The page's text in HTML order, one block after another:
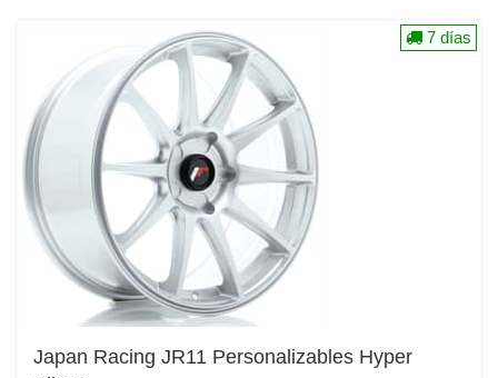
Japan Racing JR11 Personalizables Hyper
7 días